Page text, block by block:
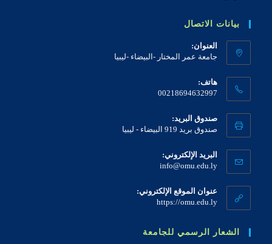
بيانات الاتصال
العنوان:
جامعة عمر المختار -البيضاء -ليبيا
هاتف:
00218694632997
صندوق البريد:
صندوق بريد 919 البيضاء - ليبيا
البريد الإلكتروني:
info@omu.edu.ly
عنوان الموقع الإلكتروني:
https://omu.edu.ly
الشعار الرسمي للجامعة